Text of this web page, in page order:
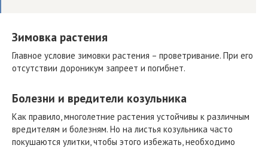
Зимовка растения
Главное условие зимовки растения – проветривание. При его
отсутствии дороникум запреет и погибнет.
Болезни и вредители козульника
Как правило, многолетние растения устойчивы к различным
вредителям и болезням. Но на листья козульника часто
покушаются улитки, чтобы этого избежать, необходимо